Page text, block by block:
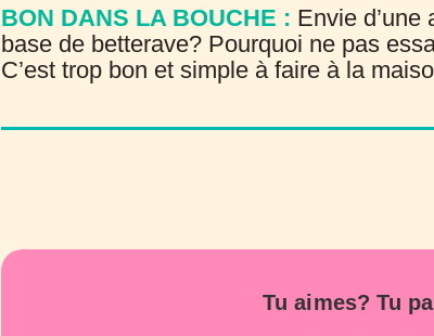
BON DANS LA BOUCHE : Envie d’une
base de betterave? Pourquoi ne pas
C’est trop bon et simple à faire à la
Tu aimes? Tu